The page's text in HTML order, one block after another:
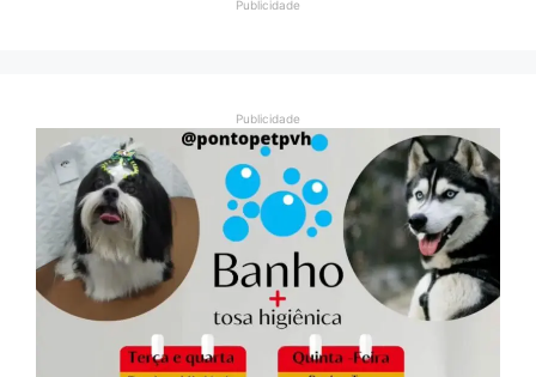
Publicidade
Publicidade